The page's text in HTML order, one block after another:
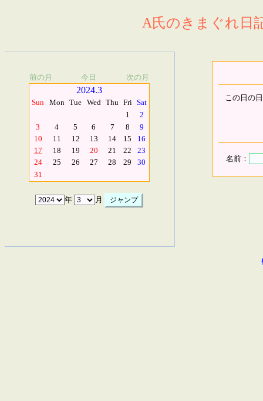
A氏のきまぐれ日
前の月 今日 次の月
2024.3
Sun Mon Tue Wed Thu Fri Sat
1
2
3
4 5 6 7 8
9
10
11 12 13 14 15
16
17
18 19 20 21 22
23
24
25 26 27 28 29
30
31
年 月
この日の
名前：